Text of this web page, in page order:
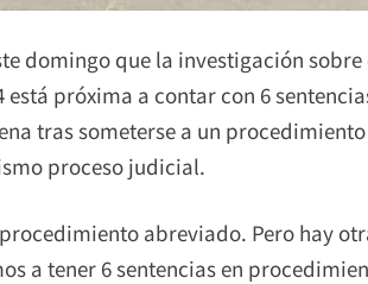
domingo que la investigación sobre
próxima a contar con 6
tras someterse a un procedimiento
proceso judicial.
abreviado. Pero hay
a tener 6 sentencias en